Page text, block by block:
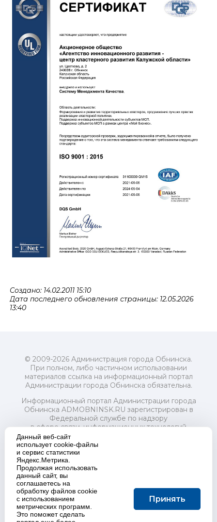
Создано: 14.02.2011 15:10
Дата последнего обновления страницы: 12.05.2026
13:40
© 2009-2026 Администрация города Обнинска.
При полном, либо частичном использовании
материалов ссылка на информационный портал
Администрации города Обнинска обязательна.
Информационный портал Администрации города
Обнинска ADMOBNINSK.RU зарегистрирован в
Федеральной службе по надзору
в сфере связи, информационных технологий
и массовых коммуникаций (Роскомнадзор) 24 июля
2018 года.
Свидетельство о регистрации Эл № ФС77-73321
Учредитель: Администрация (исполнительно-
распорядительный орган) городского округа "Город
Обнинск". Главный редактор: Байкова Е.А.
Адрес электронной почты Редакции:
redactor@admobninsk.ru
Телефон Редакции: +7 (484) 395-85-85
Данный веб-сайт
использует cookie-файлы
и сервис статистики
Яндекс.Метрика.
Продолжая использовать
данный сайт, вы
соглашаетесь на
обработку файлов cookie
с использованием
метрических программ.
Это поможет сделать
Принять